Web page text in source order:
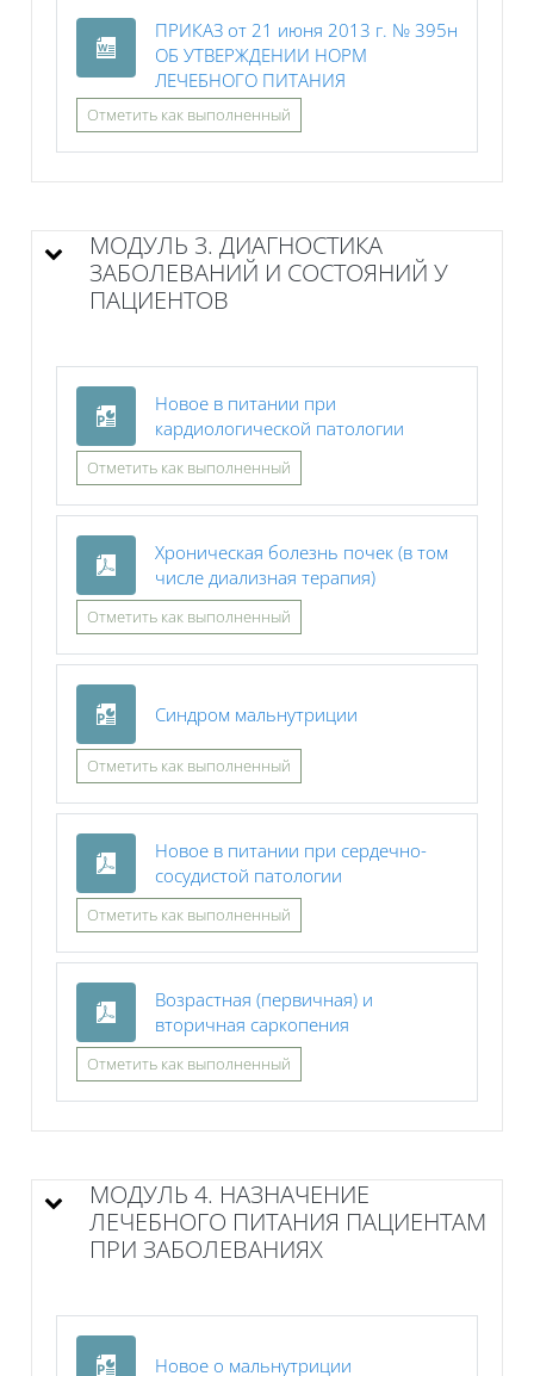
ПРИКАЗ от 21 июня 2013 г. № 395н
ОБ УТВЕРЖДЕНИИ НОРМ
ЛЕЧЕБНОГО ПИТАНИЯ
Отметить как выполненный
МОДУЛЬ 3. ДИАГНОСТИКА
ЗАБОЛЕВАНИЙ И СОСТОЯНИЙ У
ПАЦИЕНТОВ
Новое в питании при
кардиологической патологии
Отметить как выполненный
Хроническая болезнь почек (в том
числе диализная терапия)Файл
Отметить как выполненный
Синдром мальнутриции
Отметить как выполненный
Новое в питании при сердечно-
сосудистой патологии
Отметить как выполненный
Возрастная (первичная) и
вторичная саркопения
Отметить как выполненный
МОДУЛЬ 4. НАЗНАЧЕНИЕ
ЛЕЧЕБНОГО ПИТАНИЯ ПАЦИЕНТАМ
ПРИ ЗАБОЛЕВАНИЯХ
Новое о мальнутриции